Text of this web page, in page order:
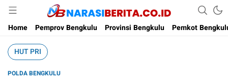
Narasi Berita
Home
Pemprov Bengkulu Provinsi Bengkulu Pemkot
HUT PRI
POLDA BENGKULU